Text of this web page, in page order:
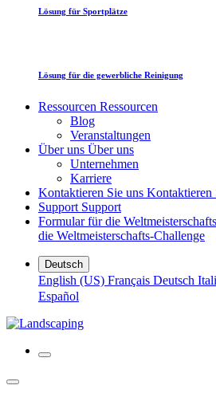
Lösung für Sportplätze
Lösung für die gewerbliche Reinigung
Ressourcen Ressourcen
Blog
Veranstaltungen
Über uns Über uns
Unternehmen
Karriere
Kontaktieren Sie uns Kontaktieren
Support Support
Formular für die
die Weltmeisterschafts-Challenge
Deutsch
English (US) Français Deutsch
Español